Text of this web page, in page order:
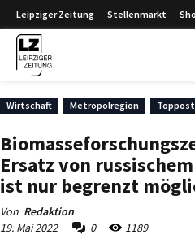
Leipziger Zeitung Stellenmarkt
Wirtschaft Metropolregion
Ersatz von
ist nur begrenzt
Von Redaktion
19. Mai 2022
0 1189